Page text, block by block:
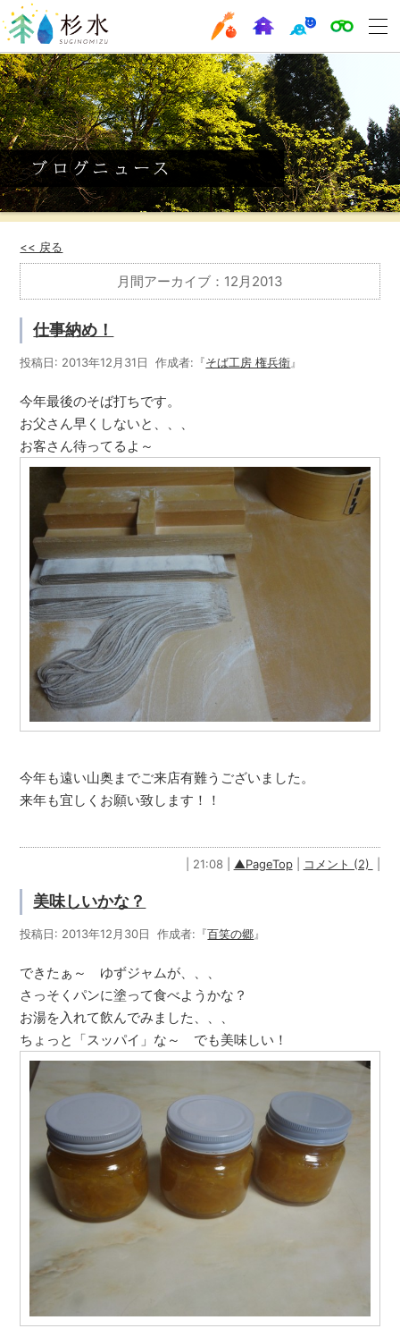
<< 戻る
月間アーカイブ：12月2013
仕事納め！
投稿日: 2013年12月31日 作成者:『そば工房 権兵衛』
今年最後のそば打ちです。
お父さん早くしないと、、、
お客さん待ってるよ～
今年も遠い山奥までご来店有難うございました。
来年も宜しくお願い致します！！
| 21:08 | ▲PageTop| コメント (2)
美味しいかな？
投稿日: 2013年12月30日 作成者:『百笑の郷』
できたぁ～ ゆずジャムが、、、
さっそくパンに塗って食べようかな？
お湯を入れて飲んでみました、、、
ちょっと「スッパイ」な～ でも美味しい！